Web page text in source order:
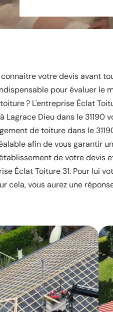
votre devis avant
pour évaluer le
? L'entreprise Éclat
Lagrace Dieu dans le 31190
de toiture dans le
afin de vous garantir
de votre devis
Éclat Toiture 31. Pour lui
cela, vous aurez une